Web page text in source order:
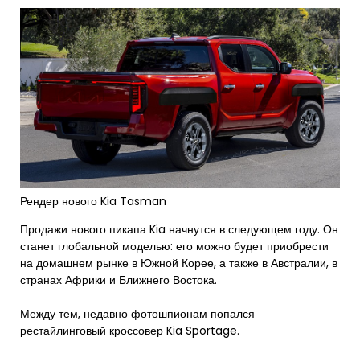
Рендер нового Kia Tasman
Продажи нового пикапа Kia начнутся в следующем году. Он
станет глобальной моделью: его можно будет приобрести
на домашнем рынке в Южной Корее, а также в Австралии, в
странах Африки и Ближнего Востока.
Между тем, недавно фотошпионам попался
рестайлинговый кроссовер Kia Sportage.